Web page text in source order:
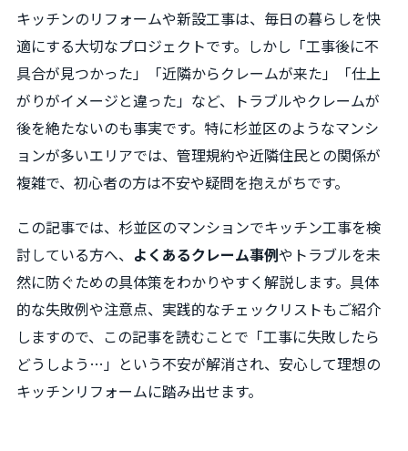
キッチンのリフォームや新設工事は、毎日の暮らしを快
適にする大切なプロジェクトです。しかし「工事後に不
具合が見つかった」「近隣からクレームが来た」「仕上
がりがイメージと違った」など、トラブルやクレームが
後を絶たないのも事実です。特に杉並区のようなマンシ
ョンが多いエリアでは、管理規約や近隣住民との関係が
複雑で、初心者の方は不安や疑問を抱えがちです。
この記事では、杉並区のマンションでキッチン工事を検
討している方へ、 よくあるクレーム事例やトラブルを未
然に防ぐための具体策をわかりやすく解説します。具体
的な失敗例や注意点、実践的なチェックリストもご紹介
しますので、この記事を読むことで「工事に失敗したら
どうしよう…」という不安が解消され、安心して理想の
キッチンリフォームに踏み出せます。